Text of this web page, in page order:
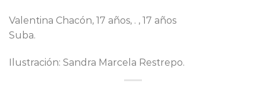
Valentina Chacón, 17 años, . , 17 años
Suba.
Ilustración: Sandra Marcela Restrepo.